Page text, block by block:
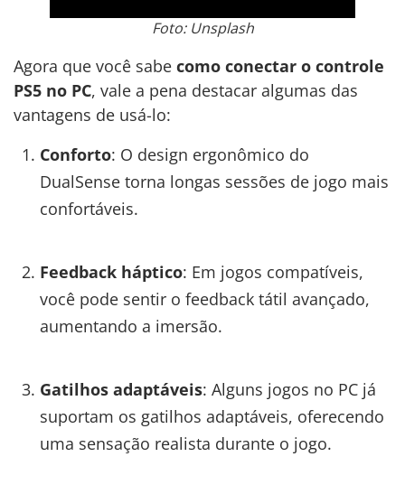
Foto: Unsplash
Agora que você sabe como conectar o controle
PS5 no PC, vale a pena destacar algumas das
vantagens de usá-lo:
Conforto: O design ergonômico do
DualSense torna longas sessões de jogo mais
confortáveis.
Feedback háptico: Em jogos compatíveis,
você pode sentir o feedback tátil avançado,
aumentando a imersão.
Gatilhos adaptáveis: Alguns jogos no PC já
suportam os gatilhos adaptáveis, oferecendo
uma sensação realista durante o jogo.